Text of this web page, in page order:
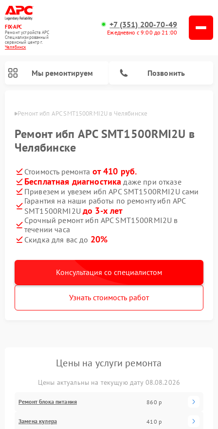
FIX-APC
Ремонт устройств APC
Специализированный
cервисный центр г.
Челябинск
+7 (351) 200-70-49
Ежедневно с 9:00 до 21:00
Мы ремонтируем Позвонить
Ремонт ибп APC SMT1500RMI2U в Челябинске
Ремонт ибп APC SMT1500RMI2U в
Челябинске
Стоимость ремонта от 410 руб.
Бесплатная диагностика даже при отказе
Привезем и увезем ибп APC SMT1500RMI2U сами
Гарантия на наши работы по ремонту ибп APC
SMT1500RMI2U до 3-х лет
Срочный ремонт ибп APC SMT1500RMI2U в
течении часа
Скидка для вас до 20%
Консультация со специалистом
Узнать стоимость работ
Цены на услуги ремонта
Цены актуальны на текущую дату 08.08.2026
Ремонт блока питания 860 р
Замена кулера 410 р